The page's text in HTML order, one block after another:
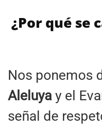
¿Por qué se
Nos ponemos
Aleluya y el
señal de